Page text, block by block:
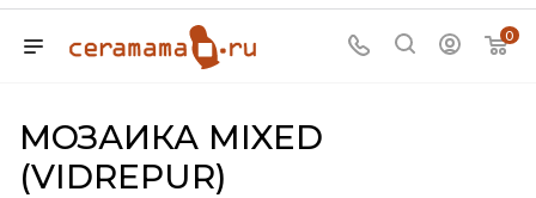
0
МОЗАИКА MIXED
(VIDREPUR)